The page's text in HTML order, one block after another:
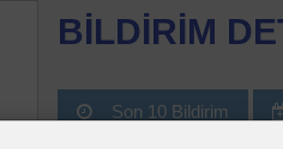
BİLDİRİM
Son 10 Bildirim